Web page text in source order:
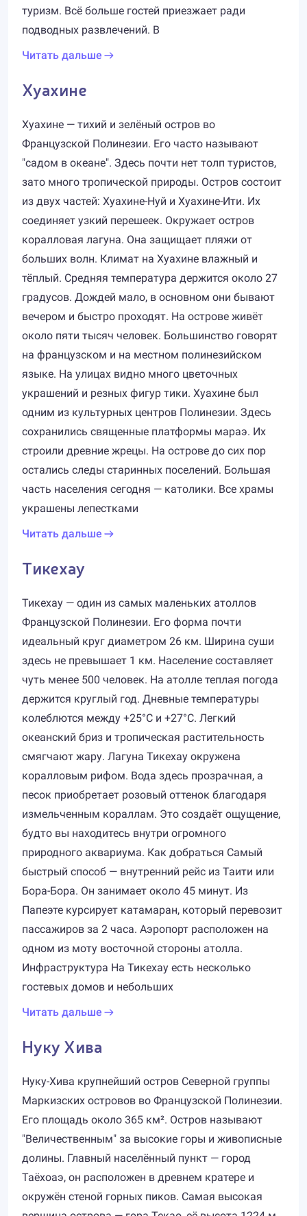
туризм. Всё больше гостей приезжает ради
подводных развлечений. В
Читать дальше
Хуахине
Хуахине — тихий и зелёный остров во
Французской Полинезии. Его часто называют
"садом в океане". Здесь почти нет толп туристов,
зато много тропической природы. Остров состоит
из двух частей: Хуахине-Нуй и Хуахине-Ити. Их
соединяет узкий перешеек. Окружает остров
коралловая лагуна. Она защищает пляжи от
больших волн. Климат на Хуахине влажный и
тёплый. Средняя температура держится около 27
градусов. Дождей мало, в основном они бывают
вечером и быстро проходят. На острове живёт
около пяти тысяч человек. Большинство говорят
на французском и на местном полинезийском
языке. На улицах видно много цветочных
украшений и резных фигур тики. Хуахине был
одним из культурных центров Полинезии. Здесь
сохранились священные платформы мараэ. Их
строили древние жрецы. На острове до сих пор
остались следы старинных поселений. Большая
часть населения сегодня — католики. Все храмы
украшены лепестками
Читать дальше
Тикехау
Тикехау — один из самых маленьких атоллов
Французской Полинезии. Его форма почти
идеальный круг диаметром 26 км. Ширина суши
здесь не превышает 1 км. Население составляет
чуть менее 500 человек. На атолле теплая погода
держится круглый год. Дневные температуры
колеблются между +25°C и +27°C. Легкий
океанский бриз и тропическая растительность
смягчают жару. Лагуна Тикехау окружена
коралловым рифом. Вода здесь прозрачная, а
песок приобретает розовый оттенок благодаря
измельченным кораллам. Это создаёт ощущение,
будто вы находитесь внутри огромного
природного аквариума. Как добраться Самый
быстрый способ — внутренний рейс из Таити или
Бора-Бора. Он занимает около 45 минут. Из
Папеэте курсирует катамаран, который перевозит
пассажиров за 2 часа. Аэропорт расположен на
одном из моту восточной стороны атолла.
Инфраструктура На Тикехау есть несколько
гостевых домов и небольших
Читать дальше
Нуку Хива
Нуку-Хива крупнейший остров Северной группы
Маркизских островов во Французской Полинезии.
Его площадь около 365 км². Остров называют
"Величественным" за высокие горы и живописные
долины. Главный населённый пункт — город
Таёхоаэ, он расположен в древнем кратере и
окружён стеной горных пиков. Самая высокая